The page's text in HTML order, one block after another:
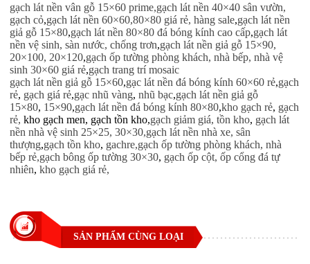
gạch lát nền vân gỗ 15×60 prime,gạch lát nền 40×40 sân vườn,
gạch cỏ,gạch lát nền 60×60,80×80 giá rẻ, hàng sale,gạch lát nền
giả gỗ 15×80,gạch lát nền 80×80 đá bóng kính cao cấp,gạch lát
nền vệ sinh, sàn nước, chống trơn,gạch lát nền giả gỗ 15×90,
20×100, 20×120,gạch ốp tường phòng khách, nhà bếp, nhà vệ
sinh 30×60 giá rẻ,gạch trang trí mosaic
gạch lát nền giả gỗ 15×60,gạc lát nền đá bóng kính 60×60 rẻ,gạch
rẻ, gạch giá rẻ,gạc nhũ vàng, nhũ bạc,gạch lát nền giả gỗ
15×80, 15×90,gạch lát nền đá bóng kính 80×80,kho gạch rẻ, gạch
rẻ, kho gạch men, gạch tồn kho,gạch giảm giá, tồn kho, gạch lát
nền nhà vệ sinh 25×25, 30×30,gạch lát nền nhà xe, sân
thượng,gạch tồn kho, gachre,gạch ốp tường phòng khách, nhà
bếp rẻ,gạch bông ốp tường 30×30, gạch ốp cột, ốp cổng đá tự
nhiên,kho gạch giá rẻ,
SẢN PHẨM CÙNG LOẠI